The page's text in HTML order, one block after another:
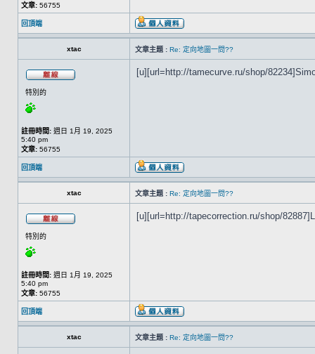
文章: 56755
回頂端
xtac 文章主題 : Re: 定向地圖一問??
特別的
註冊時間: 週日 1月 19, 2025
5:40 pm
文章: 56755
[u][url=http://tamecurve.ru/shop/
回頂端
xtac 文章主題 : Re: 定向地圖一問??
特別的
註冊時間: 週日 1月 19, 2025
5:40 pm
文章: 56755
[u][url=http://tapecorrection.ru/shop/
回頂端
xtac 文章主題 : Re: 定向地圖一問??